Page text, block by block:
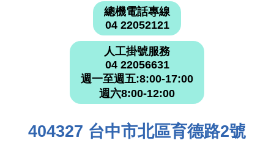
總機電話專線
04 22052121
人工掛號服務
04 22056631
週一至週五:8:00-17:00
週六8:00-12:00
404327 台中市北區育德路2號